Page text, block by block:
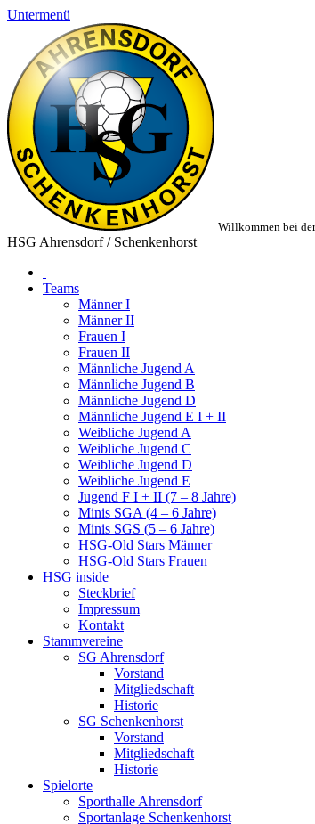
Untermenü
Willkommen bei der
HSG Ahrensdorf / Schenkenhorst
Teams
Männer I
Männer II
Frauen I
Frauen II
Männliche Jugend A
Männliche Jugend B
Männliche Jugend D
Männliche Jugend E I + II
Weibliche Jugend A
Weibliche Jugend C
Weibliche Jugend D
Weibliche Jugend E
Jugend F I + II (7 – 8 Jahre)
Minis SGA (4 – 6 Jahre)
Minis SGS (5 – 6 Jahre)
HSG-Old Stars Männer
HSG-Old Stars Frauen
HSG inside
Steckbrief
Impressum
Kontakt
Stammvereine
SG Ahrensdorf
Vorstand
Mitgliedschaft
Historie
SG Schenkenhorst
Vorstand
Mitgliedschaft
Historie
Spielorte
Sporthalle Ahrensdorf
Sportanlage Schenkenhorst